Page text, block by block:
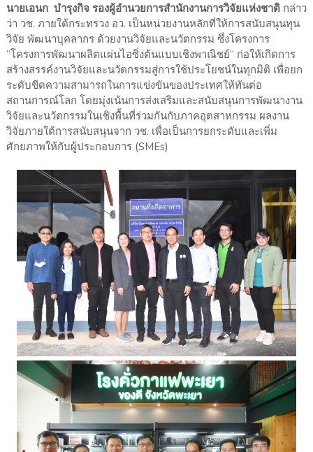
นายเอนก บำรุงกิจ รองผู้อำนวยการสำนักงานการวิจัยแห่งชาติ กล่าว
ว่า วช. ภายใต้กระทรวง อว. เป็นหน่วยงานหลักที่ให้การสนับสนุนทุน
วิจัย พัฒนาบุคลากร ด้วยงานวิจัยและนวัตกรรม ซึ่งโครงการ
“โครงการพัฒนาผลิตแผ่นไอซิ่งต้นแบบเชิงพาณิชย์” ก่อให้เกิดการ
สร้างสรรค์งานวิจัยและนวัตกรรมสู่การใช้ประโยชน์ในทุกมิติ เพื่อยก
ระดับขีดความสามารถในการแข่งขันของประเทศให้ทันต่อ
สถานการณ์โลก โดยมุ่งเน้นการส่งเสริมและสนับสนุนการพัฒนางาน
วิจัยและนวัตกรรมในเชิงพื้นที่ร่วมกันกับภาคอุตสาหกรรม ผลงาน
วิจัยภายใต้การสนับสนุนจาก วช. เพื่อเป็นการยกระดับและเพิ่ม
ศักยภาพให้กับผู้ประกอบการ (SMEs)